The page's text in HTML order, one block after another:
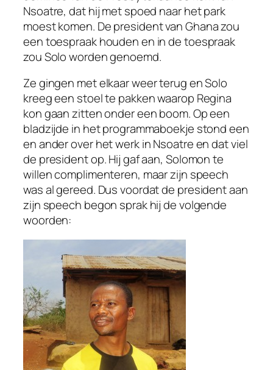
Nsoatre, dat hij met spoed naar het park
moest komen. De president van Ghana zou
een toespraak houden en in de toespraak
zou Solo worden genoemd.
Ze gingen met elkaar weer terug en Solo
kreeg een stoel te pakken waarop Regina
kon gaan zitten onder een boom. Op een
bladzijde in het programmaboekje stond een
en ander over het werk in Nsoatre en dat viel
de president op. Hij gaf aan, Solomon te
willen complimenteren, maar zijn speech
was al gereed. Dus voordat de president aan
zijn speech begon sprak hij de volgende
woorden: